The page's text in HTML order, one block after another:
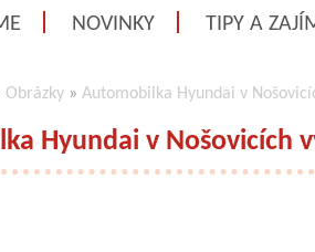
NOVINKY TIPY A
Obrázky » Automobilka Hyundai v
Hyundai v Nošovicích